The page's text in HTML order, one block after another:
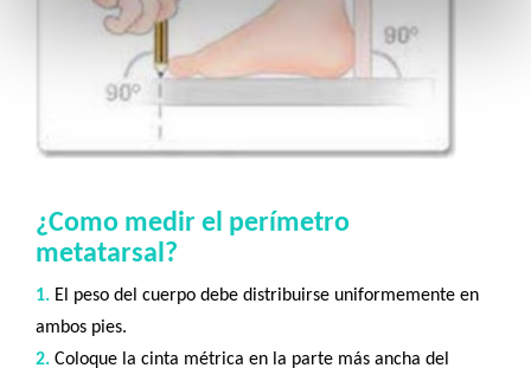
¿Como medir el perímetro
metatarsal?
1. El peso del cuerpo debe distribuirse uniformemente en
ambos pies.
2. Coloque la cinta métrica en la parte más ancha del